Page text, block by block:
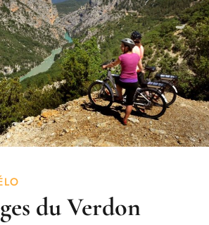
du Verdon